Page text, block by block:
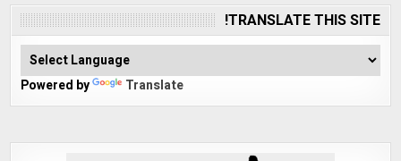
TRANSLATE THIS SITE!
Powered by Translate